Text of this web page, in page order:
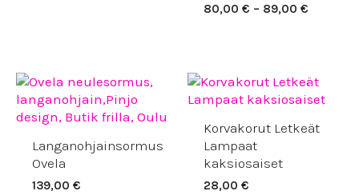
80,00€ – 89,00€
Langanohjainsormus
Ovela
139,00€
Korvakorut Letkeät
Lampaat
kaksiosaiset
28,00€